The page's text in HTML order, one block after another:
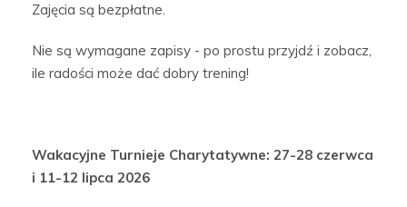
Zajęcia są bezpłatne.
Nie są wymagane zapisy - po prostu przyjdź i zobacz,
ile radości może dać dobry trening!
Wakacyjne Turnieje Charytatywne: 27-28 czerwca
i 11-12 lipca 2026